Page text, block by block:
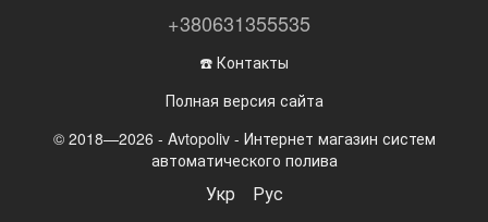
+380631355535
☎️ Контакты
Полная версия сайта
© 2018—2026 - Avtopoliv - Интернет магазин систем
автоматического полива
Укр Рус